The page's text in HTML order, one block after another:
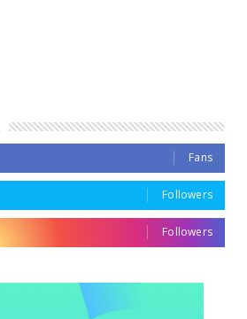
Fans
Followers
Followers